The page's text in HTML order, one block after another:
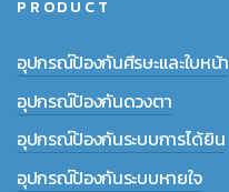
PRODUCT
อุปกรณ์ป้องกันศีรษะและใบหน้า
อุปกรณ์ป้องกันดวงตา
อุปกรณ์ป้องกันระบบการได้ยิน
อุปกรณ์ป้องกันระบบหายใจ